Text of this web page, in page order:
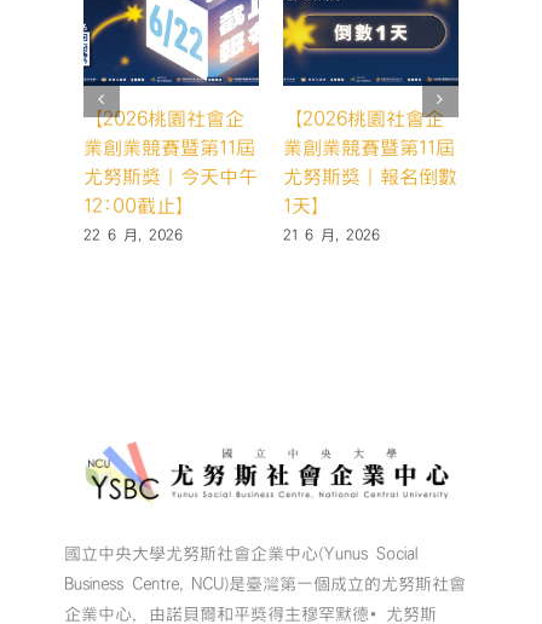
【2026桃園社會企
業創業競賽暨第11屆
尤努斯獎｜今天中午
12:00截止】
22 6 月, 2026
【2026桃園社會企
業創業競賽暨第11屆
尤努斯獎｜報名倒數
1天】
21 6 月, 2026
國立中央大學尤努斯社會企業中心(Yunus Social
Business Centre, NCU)是臺灣第一個成立的尤努斯社會
企業中心，由諾貝爾和平獎得主穆罕默德•尤努斯